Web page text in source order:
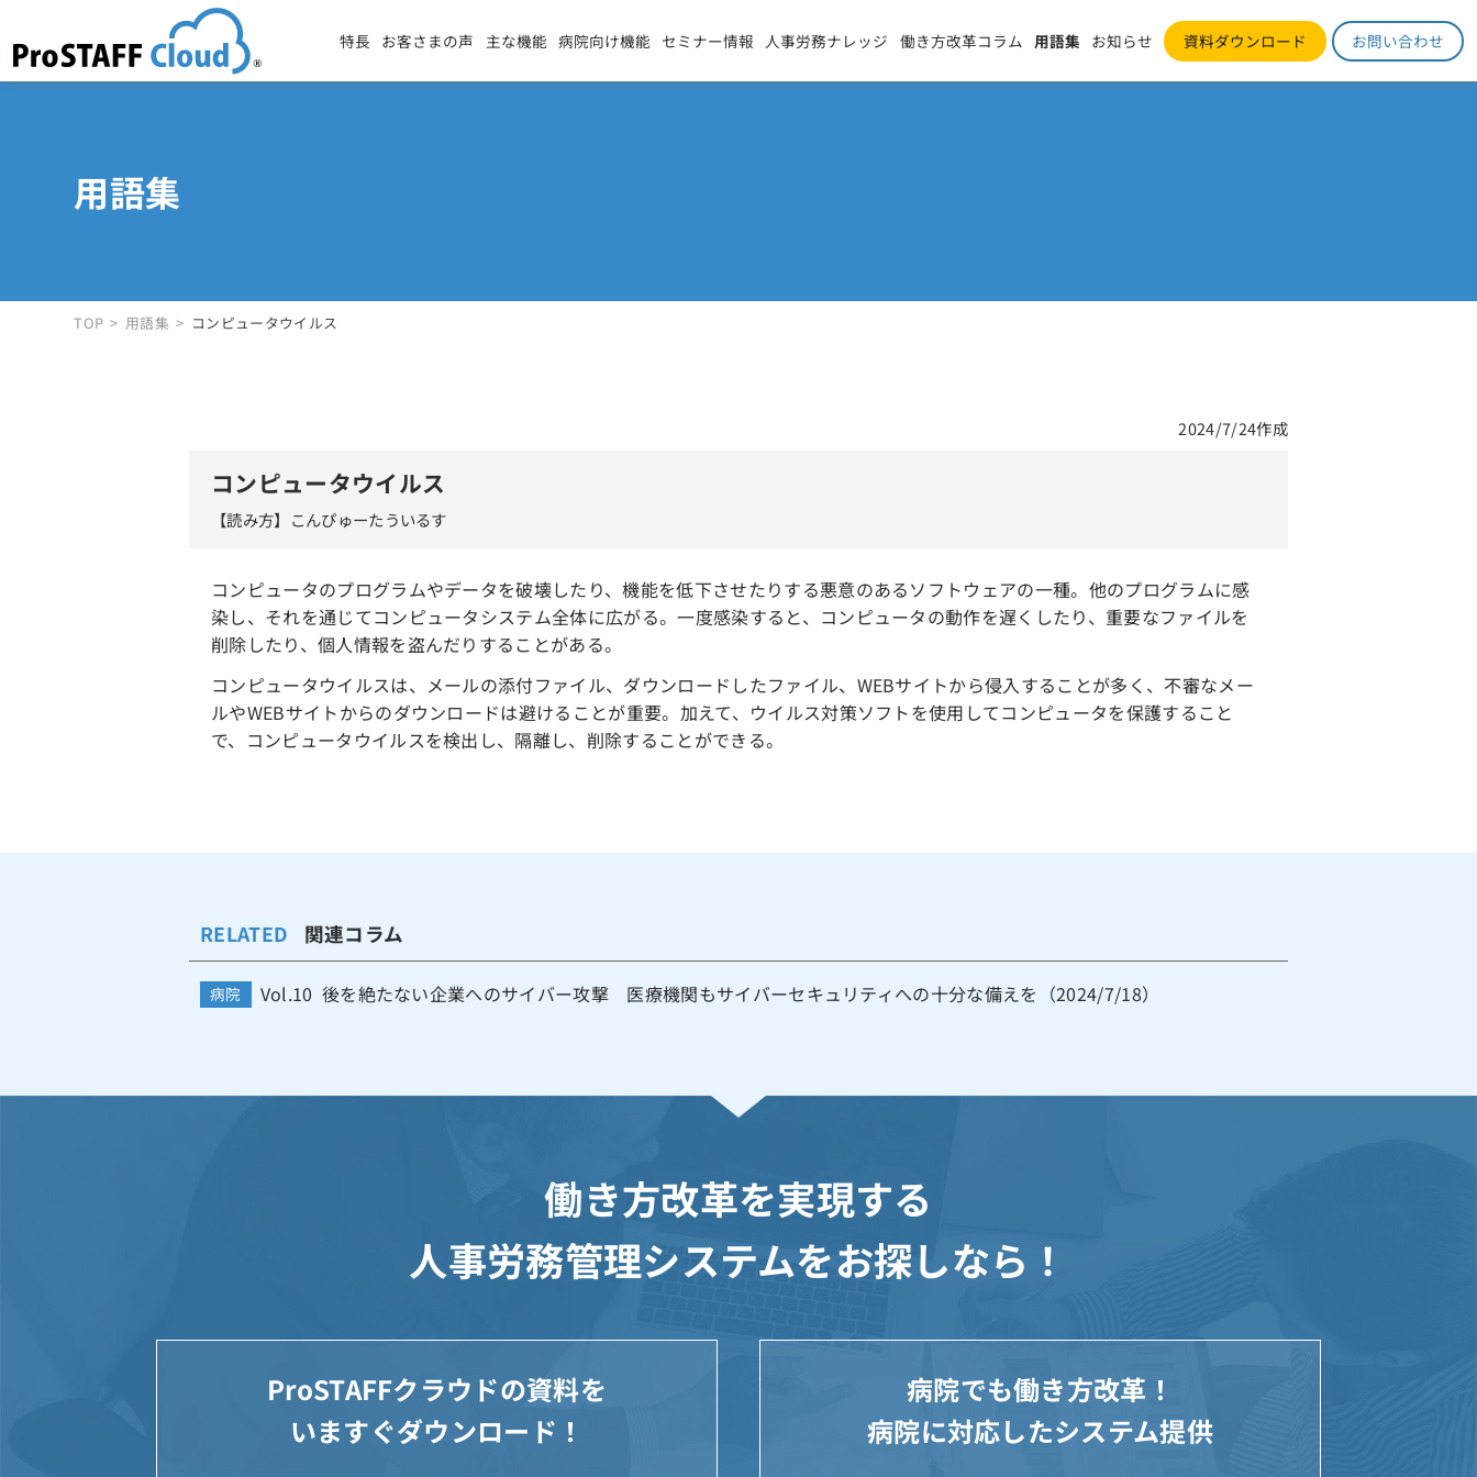
特長 お客さまの声 主な機能 病院向け機能 セミナー情報 人事労務ナレッジ 働き方改革コラム 用語集 お知らせ 資料ダウンロード お問い合わせ
用語集
TOP 用語集 コンピュータウイルス
2024/7/24作成
コンピュータウイルス
【読み方】こんぴゅーたういるす
コンピュータのプログラムやデータを破壊したり、機能を低下させたりする悪意のあるソフトウェアの一種。他のプログラムに感
染し、それを通じてコンピュータシステム全体に広がる。一度感染すると、コンピュータの動作を遅くしたり、重要なファイルを
削除したり、個人情報を盗んだりすることがある。
コンピュータウイルスは、メールの添付ファイル、ダウンロードしたファイル、WEBサイトから侵入することが多く、不審なメー
ルやWEBサイトからのダウンロードは避けることが重要。加えて、ウイルス対策ソフトを使用してコンピュータを保護すること
で、コンピュータウイルスを検出し、隔離し、削除することができる。
RELATED 関連コラム
病院 Vol.10 後を絶たない企業へのサイバー攻撃 医療機関もサイバーセキュリティへの十分な備えを（2024/7/18）
働き方改革を実現する
人事労務管理システムをお探しなら！
ProSTAFFクラウドの資料を
いますぐダウンロード！
病院でも働き方改革！
病院に対応したシステム提供